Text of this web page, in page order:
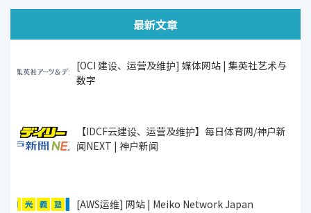
最新文章
[OCI 建设、运营及维护] 媒体网站 | 集英社艺术与
数字
【IDCF云建设、运营及维护】每日体育网/神户新
闻NEXT | 神户新闻
[AWS运维] 网站 | Meiko Network Japan